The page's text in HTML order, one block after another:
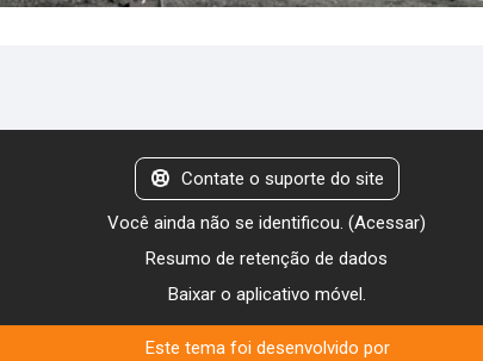
Contate o suporte do site
Você ainda não se identificou. (Acessar)
Resumo de retenção de dados
Baixar o aplicativo móvel.
Este tema foi desenvolvido por